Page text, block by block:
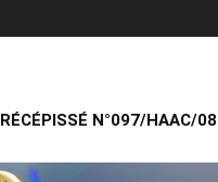
RÉCÉPISSÉ N°097/HAAC/